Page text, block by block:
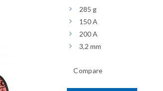
285 g
150 A
200 A
3,2 mm
Compare